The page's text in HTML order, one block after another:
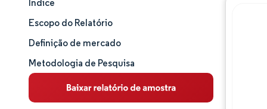
Tamanho e participação de mercado
Análise de mercado
Tendências e insights
Análise de segmentos
Índice
Escopo do Relatório
Definição de mercado
Metodologia de Pesquisa